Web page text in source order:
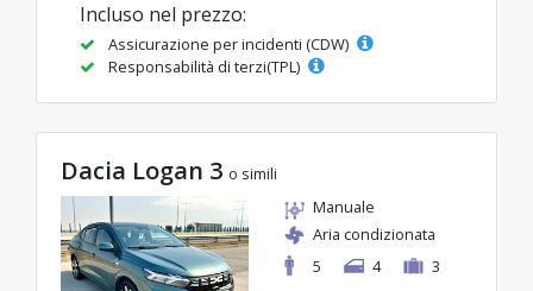
Incluso nel prezzo:
Assicurazione per incidenti (CDW)
Responsabilità di terzi(TPL)
Dacia Logan 3 o simili
Manuale
Aria condizionata
5
4 3